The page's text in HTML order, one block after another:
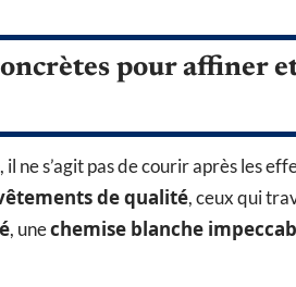
pour affiner
, il ne s’agit pas de courir après les
de qualité, ceux qui
, unechemise blanche